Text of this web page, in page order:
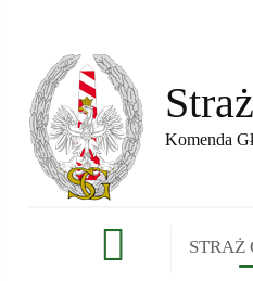
Komenda
STRAŻ